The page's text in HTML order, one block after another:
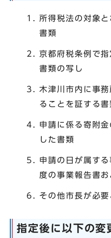
所得税法の対象
書類
京都府税条例で
書類の写し
木津川市内に事
ることを証する書
申請に係る寄附
した書類
申請の日が属す
度の事業報告書
その他市長が必
指定後に以下の変